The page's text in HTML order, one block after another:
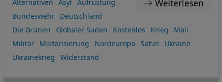
Weiterlesen
Alternativen Asyl
Aufrüstung
Bundeswehr
Deutschland
Die Grünen
Globaler Süden Kostenlos Krieg
Mali
Militär
Militarisierung Nordeuropa Sahel
Ukraine
Ukrainekrieg
Widerstand